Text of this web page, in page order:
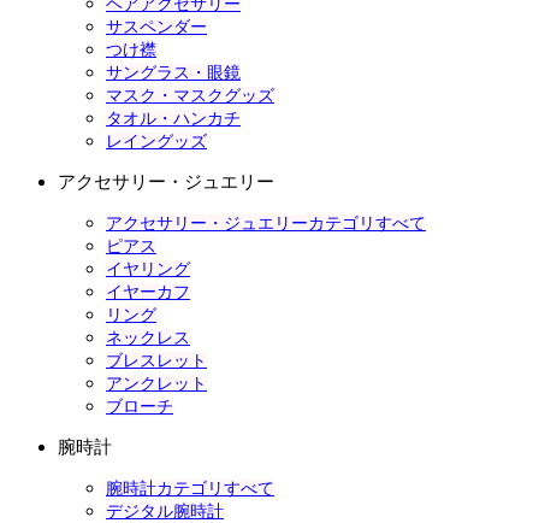
ヘアアクセサリー
サスペンダー
つけ襟
サングラス・眼鏡
マスク・マスクグッズ
タオル・ハンカチ
レイングッズ
アクセサリー・ジュエリー
アクセサリー・ジュエリーカテゴリすべて
ピアス
イヤリング
イヤーカフ
リング
ネックレス
ブレスレット
アンクレット
ブローチ
腕時計
腕時計カテゴリすべて
デジタル腕時計